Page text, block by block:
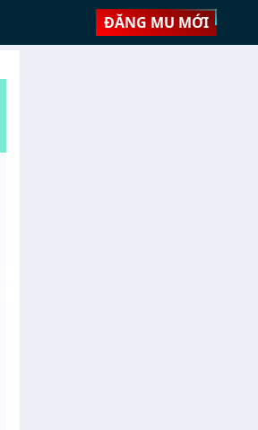
ĐĂNG MU MỚI